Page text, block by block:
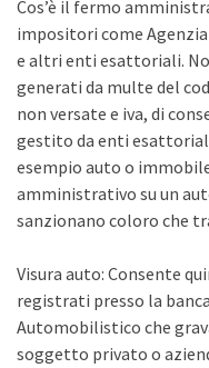
Cos’è il fermo
impositori come
e altri enti esattoriali.
generati da multe del
non versate e iva, di
gestito da enti
esempio auto o
amministrativo su un
sanzionano coloro che
Visura auto: Consente
registrati presso la
Automobilistico che
soggetto privato o